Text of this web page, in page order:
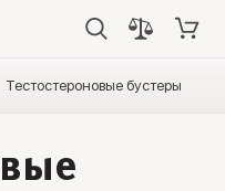
Тестостероновые бустеры